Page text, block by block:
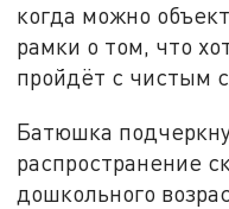
когда можно
рамки о том, что
пройдёт с чистым
Батюшка
распространение
дошкольного